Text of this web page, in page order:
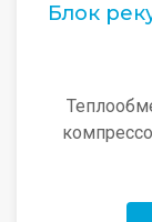
Блок